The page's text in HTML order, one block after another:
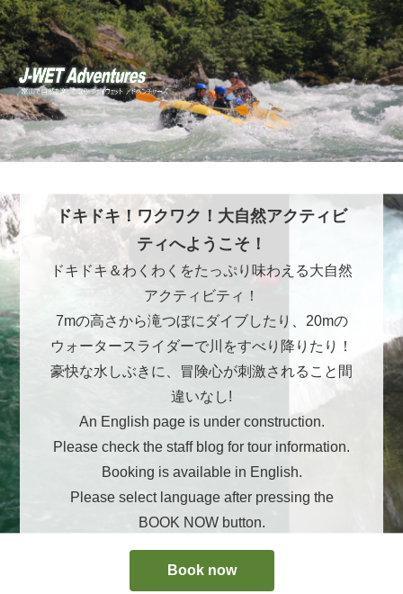
ドキドキ！ワクワク！大自然アクティビ
ティへようこそ！
ドキドキ＆わくわくをたっぷり味わえる大自然
アクティビティ！
7mの高さから滝つぼにダイブしたり、20mの
ウォータースライダーで川をすべり降りたり！
豪快な水しぶきに、冒険心が刺激されること間
違いなし!
An English page is under construction.
Please check the staff blog for tour information.
Booking is available in English.
Please select language after pressing the
BOOK NOW button.
Book now